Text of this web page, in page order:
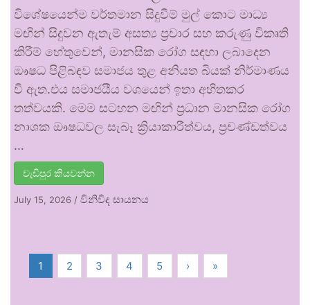
විශේෂයෙන්ම වර්තමාන සිදුවීම් මුල් කොට මාධ්‍ය
මඟින් සිදුවන ඇතැම් අසත්‍ය ප්‍රචාර සහ කරුණු විකෘති
කිරීම් හේතුවෙන්, මානසික රෝග සඳහා ලබාදෙන
ඖෂධ පිළිබඳව සමාජය තුළ අනියත බියක් නිර්මාණය
වී ඇත.එය සමාජයීය වශයෙන් ඉතා අහිතකර
තත්වයකි. මෙම සටහන මඟින් ප්‍රධාන මානසික රෝග
නාශක ඖෂධවල සැබෑ ක්‍රියාකාරීත්වය, ප්‍රචණ්ඩත්වය
…
වැඩිපුර කියවන්න
July 15, 2026 / විනිවිද සායනය
1 2 3 4 5 › »